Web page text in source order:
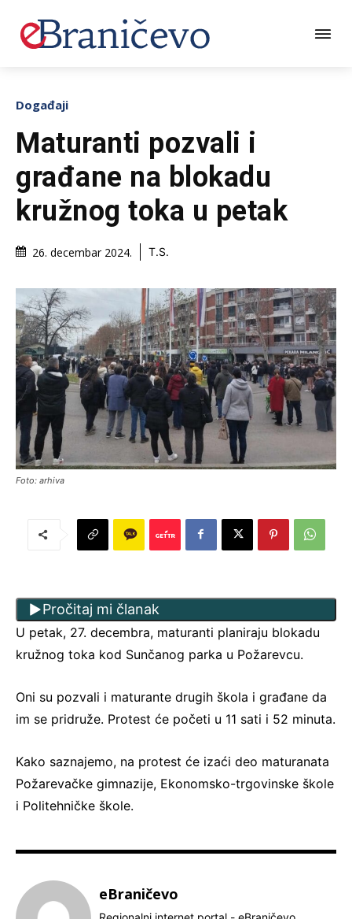
Događaji
Maturanti pozvali i
građane na blokadu
kružnog toka u petak
26. decembar 2024. T.S.
Foto: arhiva
Pročitaj mi članak
U petak, 27. decembra, maturanti planiraju blokadu
kružnog toka kod Sunčanog parka u Požarevcu.
Oni su pozvali i maturante drugih škola i građane da
im se pridruže. Protest će početi u 11 sati i 52 minuta.
Kako saznajemo, na protest će izaći deo maturanata
Požarevačke gimnazije, Ekonomsko-trgovinske škole
i Politehničke škole.
eBraničevo